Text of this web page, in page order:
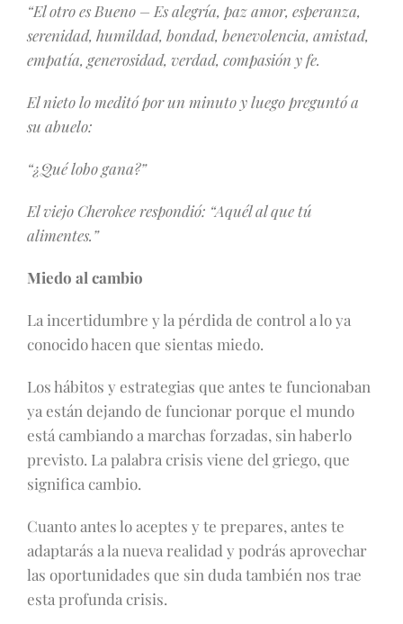
“El otro es Bueno – Es alegría, paz amor, esperanza,
serenidad, humildad, bondad, benevolencia, amistad,
empatía, generosidad, verdad, compasión y fe.
El nieto lo meditó por un minuto y luego preguntó a
su abuelo:
“¿Qué lobo gana?”
El viejo Cherokee respondió: “Aquél al que tú
alimentes.”
Miedo al cambio
La incertidumbre y la pérdida de control a lo ya
conocido hacen que sientas miedo.
Los hábitos y estrategias que antes te funcionaban
ya están dejando de funcionar porque el mundo
está cambiando a marchas forzadas, sin haberlo
previsto. La palabra crisis viene del griego, que
significa cambio.
Cuanto antes lo aceptes y te prepares, antes te
adaptarás a la nueva realidad y podrás aprovechar
las oportunidades que sin duda también nos trae
esta profunda crisis.